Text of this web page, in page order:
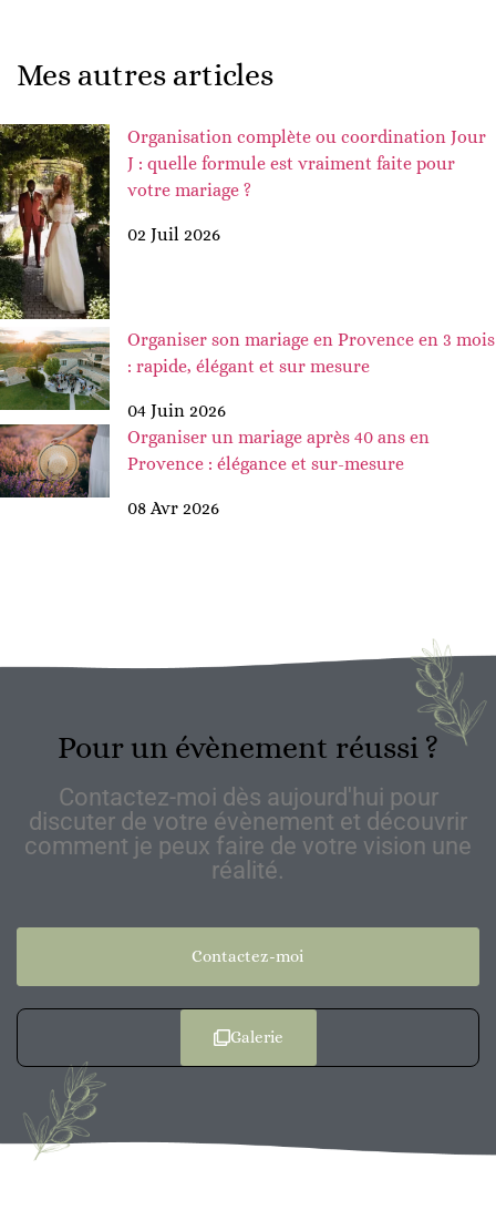
Mes autres articles
Organisation complète ou coordination Jour
J : quelle formule est vraiment faite pour
votre mariage ?
02 Juil 2026
Organiser son mariage en Provence en 3 mois
: rapide, élégant et sur mesure
04 Juin 2026
Organiser un mariage après 40 ans en
Provence : élégance et sur-mesure
08 Avr 2026
Pour un évènement réussi ?
Contactez-moi dès aujourd'hui pour
discuter de votre évènement et découvrir
comment je peux faire de votre vision une
réalité.
Contactez-moi
Galerie